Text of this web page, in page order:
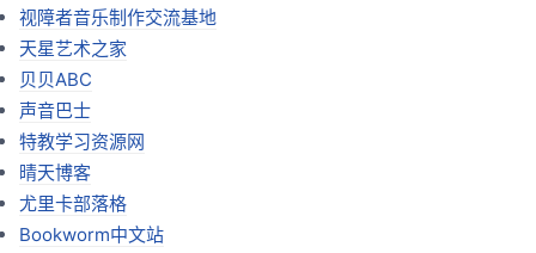
视障者音乐制作交流基地
天星艺术之家
贝贝ABC
声音巴士
特教学习资源网
晴天博客
尤里卡部落格
Bookworm中文站